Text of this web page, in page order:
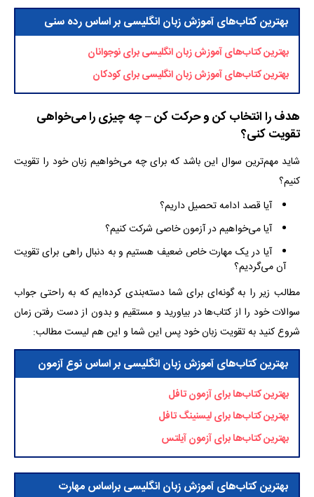
بهترین کتاب‌های آموزش زبان انگلیسی بر اساس رده سنی
بهترین کتاب‌های آموزش زبان انگلیسی برای نوجوانان
بهترین کتاب‌های آموزش زبان انگلیسی برای کودکان
هدف را انتخاب کن و حرکت کن – چه چیزی را می‌خواهی
تقویت کنی؟
شاید مهم‌ترین سوال این باشد که برای چه می‌خواهیم زبان خود را تقویت
کنیم؟
آیا قصد ادامه تحصیل داریم؟
آیا می‌خواهیم در آزمون خاصی شرکت کنیم؟
آیا در یک مهارت خاص ضعیف هستیم و به دنبال راهی برای تقویت
آن می‌گردیم؟
مطالب زیر را به گونه‌ای برای شما دسته‌بندی کرده‌ایم که به راحتی جواب
سوالات خود را از کتاب‌ها در بیاورید و مستقیم و بدون از دست رفتن زمان
شروع کنید به تقویت زبان خود پس این شما و این هم لیست مطالب:
بهترین کتاب‌های آموزش زبان انگلیسی بر اساس نوع آزمون
بهترین کتاب‌ها برای آزمون تافل
بهترین کتاب‌ها برای لیسنینگ تافل
بهترین کتاب‌ها برای آزمون آیلتس
بهترین کتاب‌های آموزش زبان انگلیسی براساس مهارت